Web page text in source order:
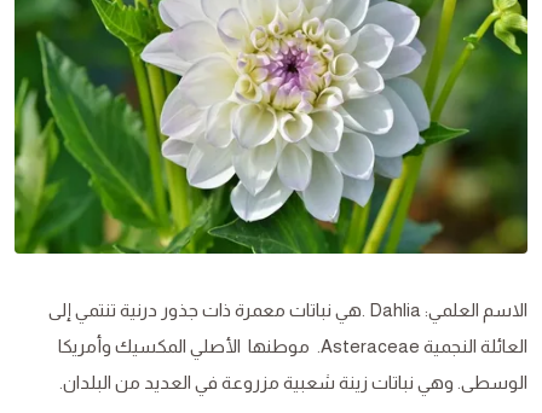
الاسم العلمي: Dahlia .هي نباتات معمرة ذات جذور درنية تنتمي إلى
العائلة النجمية Asteraceae. موطنها الأصلي المكسيك وأمريكا
الوسطى. وهي نباتات زينة شعبية مزروعة في العديد من البلدان.